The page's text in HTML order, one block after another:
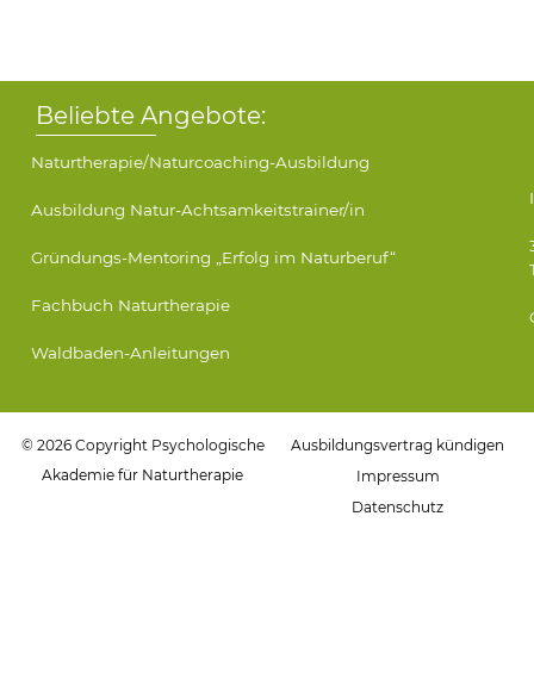
Beliebte Angebote:
Naturtherapie/Naturcoaching-Ausbildung
Ausbildung Natur-Achtsamkeitstrainer/in
Gründungs-Mentoring „Erfolg im Naturberuf“
Fachbuch Naturtherapie
Waldbaden-Anleitungen
© 2026 Copyright Psychologische
Akademie für Naturtherapie
Ausbildungsvertrag kündigen
Impressum
Datenschutz